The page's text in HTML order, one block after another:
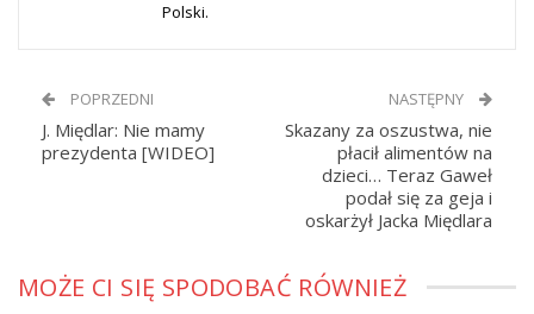
Polski.
POPRZEDNI
J. Międlar: Nie mamy
prezydenta [WIDEO]
NASTĘPNY
Skazany za oszustwa, nie
płacił alimentów na
dzieci… Teraz Gaweł
podał się za geja i
oskarżył Jacka Międlara
MOŻE CI SIĘ SPODOBAĆ RÓWNIEŻ